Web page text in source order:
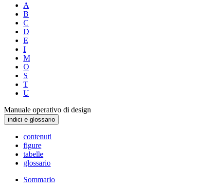
A
B
C
D
E
I
M
O
S
T
U
Manuale operativo di design
indici e glossario
contenuti
figure
tabelle
glossario
Sommario